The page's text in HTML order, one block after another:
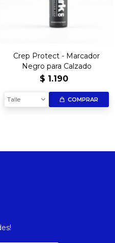
Crep Protect - Marcador
Negro para Calzado
$ 1.190
Talle COMPRAR